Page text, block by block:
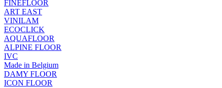
FINEFLOOR
ART EAST
VINILAM
ECOCLICK
AQUAFLOOR
ALPINE FLOOR
IVC
Made in Belgium
DAMY FLOOR
ICON FLOOR